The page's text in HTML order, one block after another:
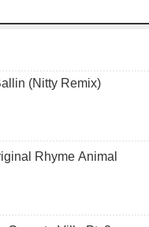
(Nitty Remix)
Rhyme Animal